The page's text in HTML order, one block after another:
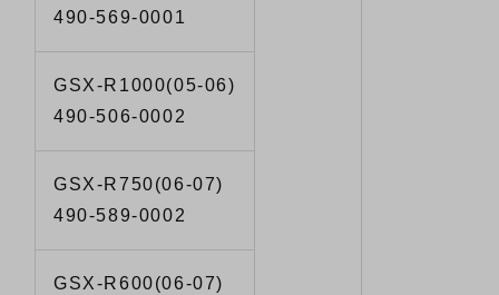
490-569-0001
GSX-R1000(05-06)
490-506-0002
GSX-R750(06-07)
490-589-0002
GSX-R600(06-07)